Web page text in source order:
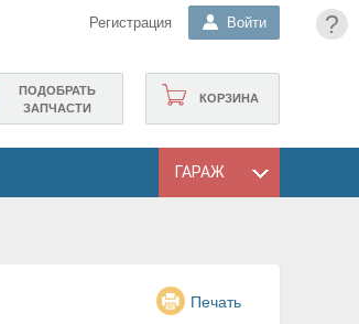
?
Регистрация Войти
КОРЗИНА
ПОДОБРАТЬ
ЗАПЧАСТИ
ГАРАЖ
Печать